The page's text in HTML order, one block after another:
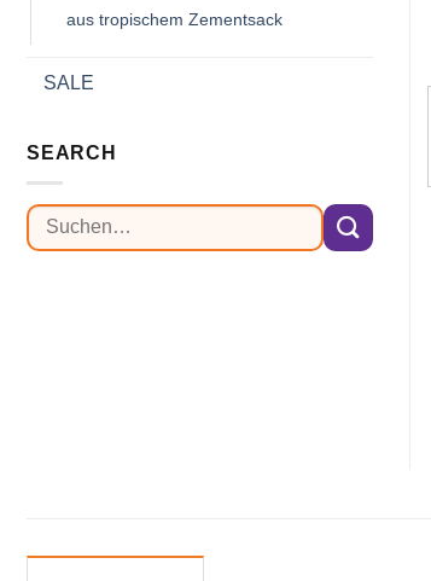
aus tropischem Zementsack
SALE
SEARCH
Suchen
nach: